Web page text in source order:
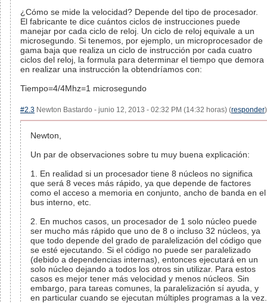
¿Cómo se mide la velocidad? Depende del tipo de procesador.
El fabricante te dice cuántos ciclos de instrucciones puede
manejar por cada ciclo de reloj. Un ciclo de reloj equivale a un
microsegundo. Si tenemos, por ejemplo, un microprocesador de
gama baja que realiza un ciclo de instrucción por cada cuatro
ciclos del reloj, la formula para determinar el tiempo que demora
en realizar una instrucción la obtendríamos con:
Tiempo=4/4Mhz=1 microsegundo
#2.3 Newton Bastardo - junio 12, 2013 - 02:32 PM (14:32 horas) (responder)
Newton,
Un par de observaciones sobre tu muy buena explicación:
1. En realidad si un procesador tiene 8 núcleos no significa
que será 8 veces más rápido, ya que depende de factores
como el acceso a memoria en conjunto, ancho de banda en el
bus interno, etc.
2. En muchos casos, un procesador de 1 solo núcleo puede
ser mucho más rápido que uno de 8 o incluso 32 núcleos, ya
que todo depende del grado de paralelización del código que
se esté ejecutando. Si el código no puede ser paralelizado
(debido a dependencias internas), entonces ejecutará en un
solo núcleo dejando a todos los otros sin utilizar. Para estos
casos es mejor tener más velocidad y menos núcleos. Sin
embargo, para tareas comunes, la paralelización sí ayuda, y
en particular cuando se ejecutan múltiples programas a la vez.